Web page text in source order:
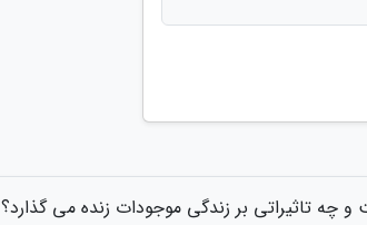
چه تاثیراتی بر زندگی موجودات زنده می گذارد؟